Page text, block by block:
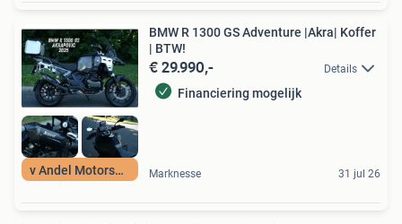
v Andel Motorsport
BMW R 1300 GS Adventure |Akra| Koffer
| BTW!
€ 29.990,- Details
Financiering mogelijk
Marknesse 31 jul 26